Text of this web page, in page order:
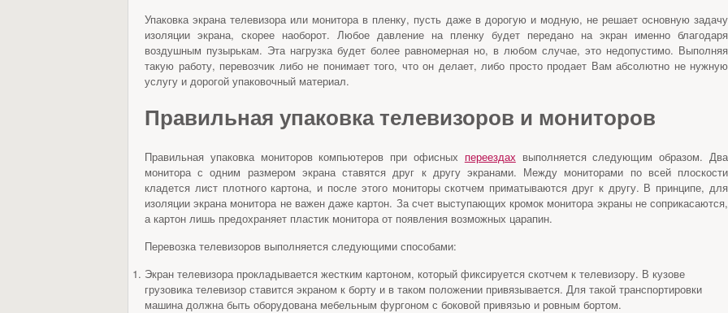
Упаковка экрана телевизора или монитора в пленку, пусть даже в дорогую и модную, не решает основную задачу
изоляции экрана, скорее наоборот. Любое давление на пленку будет передано на экран именно благодаря
воздушным пузырькам. Эта нагрузка будет более равномерная но, в любом случае, это недопустимо. Выполняя
такую работу, перевозчик либо не понимает того, что он делает, либо просто продает Вам абсолютно не нужную
услугу и дорогой упаковочный материал.
Правильная упаковка телевизоров и мониторов
Правильная упаковка мониторов компьютеров при офисных переездах выполняется следующим образом. Два
монитора с одним размером экрана ставятся друг к другу экранами. Между мониторами по всей плоскости
кладется лист плотного картона, и после этого мониторы скотчем приматываются друг к другу. В принципе, для
изоляции экрана монитора не важен даже картон. За счет выступающих кромок монитора экраны не соприкасаются,
а картон лишь предохраняет пластик монитора от появления возможных царапин.
Перевозка телевизоров выполняется следующими способами:
Экран телевизора прокладывается жестким картоном, который фиксируется скотчем к телевизору. В кузове
грузовика телевизор ставится экраном к борту и в таком положении привязывается. Для такой транспортировки
машина должна быть оборудована мебельным фургоном с боковой привязью и ровным бортом.